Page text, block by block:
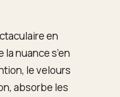
en
nuance s’en
le velours
absorbe les